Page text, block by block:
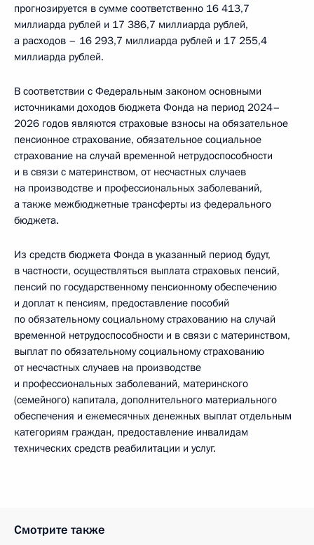
прогнозируется в сумме соответственно 16 413,7
миллиарда рублей и 17 386,7 миллиарда рублей,
а расходов – 16 293,7 миллиарда рублей и 17 255,4
миллиарда рублей.
В соответствии с Федеральным законом основными
источниками доходов бюджета Фонда на период 2024–
2026 годов являются страховые взносы на обязательное
пенсионное страхование, обязательное социальное
страхование на случай временной нетрудоспособности
и в связи с материнством, от несчастных случаев
на производстве и профессиональных заболеваний,
а также межбюджетные трансферты из федерального
бюджета.
Из средств бюджета Фонда в указанный период будут,
в частности, осуществляться выплата страховых пенсий,
пенсий по государственному пенсионному обеспечению
и доплат к пенсиям, предоставление пособий
по обязательному социальному страхованию на случай
временной нетрудоспособности и в связи с материнством,
выплат по обязательному социальному страхованию
от несчастных случаев на производстве
и профессиональных заболеваний, материнского
(семейного) капитала, дополнительного материального
обеспечения и ежемесячных денежных выплат отдельным
категориям граждан, предоставление инвалидам
технических средств реабилитации и услуг.
Смотрите также